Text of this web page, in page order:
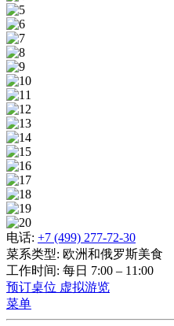
电话: +7 (499) 277-72-30
菜系类型: 欧洲和俄罗斯美食
工作时间: 每日 7:00 – 11:00
预订桌位 虚拟游览
菜单